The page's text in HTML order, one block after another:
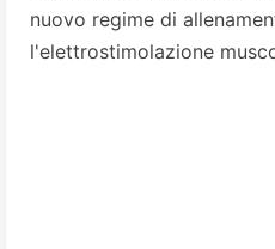
nuovo regime di
l'elettrostimolazione